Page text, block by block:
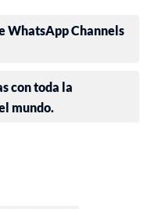
WhatsApp Channels
con toda la
mundo.